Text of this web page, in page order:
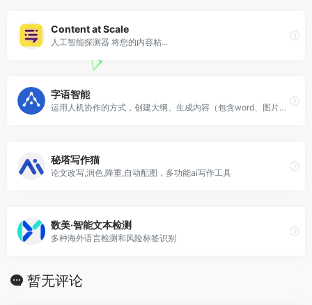
Content at Scale
人工智能探测器 将您的内容粘...
字语智能
运用人机协作的方式，创建大纲、生成内容（包含word、图片、视频、PPT等一系列格式）从输入到输出辅助用户高效办公。
秘塔写作猫
论文改写,润色,降重,自动配图，多功能ai写作工具
数美·智能文本检测
多种海外语言检测和风险标签识别
暂无评论